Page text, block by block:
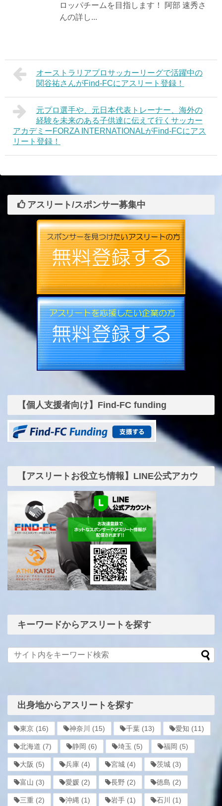
ロッパチームを目指します！ 阿部 速秀さ
んの詳し...
オーストラリアプロサッカーリーグで活躍中の
関谷祐さんがFind-FCにアスリート登録！
元プロ選手や、元日本代表トレーナー、海外の
経験を未来のある子供達に伝えて行くサッカー
アカデミーFORZA INTERNATIONALがFind-FCにアス
リート登録！
アスリート/スポンサー募集中
【個人支援者向け】Find-FC funding
【アスリートお役立ち情報】LINE公式アカウ
キーワードからアスリートを探す
出身地からアスリートを探す
東京 (16) 神奈川 (15) 千葉 (13) 愛知 (11)
北海道 (7) 静岡 (6) 埼玉 (5) 福岡 (5)
大阪 (5) 兵庫 (4) 宮城 (4) 茨城 (3)
富山 (3) 愛媛 (2) 長野 (2) 徳島 (2)
三重 (2) 沖縄 (1) 岩手 (1) 石川 (1)